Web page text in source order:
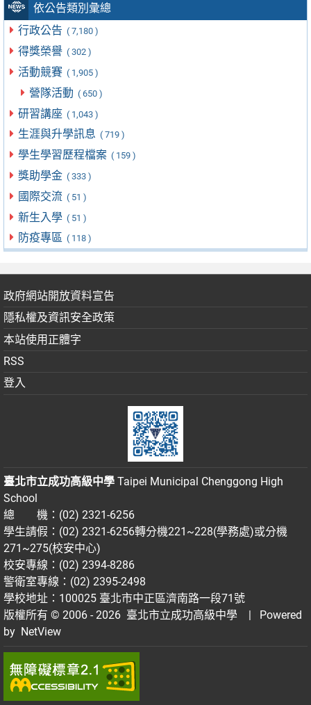
依公告類別彙總
行政公告 ( 7,180 )
得獎榮譽 ( 302 )
活動競賽 ( 1,905 )
營隊活動 ( 650 )
研習講座 ( 1,043 )
生涯與升學訊息 ( 719 )
學生學習歷程檔案 ( 159 )
獎助學金 ( 333 )
國際交流 ( 51 )
新生入學 ( 51 )
防疫專區 ( 118 )
政府網站開放資料宣告
隱私權及資訊安全政策
本站使用正體字
RSS
登入
臺北市立成功高級中學 Taipei Municipal Chenggong High
School
總 機：(02) 2321-6256
學生請假：(02) 2321-6256轉分機221~228(學務處)或分機
271~275(校安中心)
校安專線：(02) 2394-8286
警衛室專線：(02) 2395-2498
學校地址：100025 臺北市中正區濟南路一段71號
版權所有 © 2006 - 2026 臺北市立成功高級中學
| Powered
by NetView